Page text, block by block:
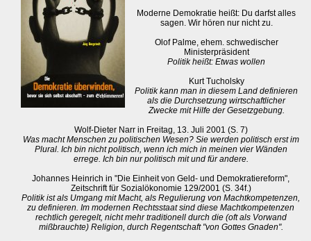
Moderne Demokratie heißt: Du darfst alles
sagen. Wir hören nur nicht zu.
Olof Palme, ehem. schwedischer
Ministerpräsident
Politik heißt: Etwas wollen
Kurt Tucholsky
Politik kann man in diesem Land definieren
als die Durchsetzung wirtschaftlicher
Zwecke mit Hilfe der Gesetzgebung.
Wolf-Dieter Narr in Freitag, 13. Juli 2001 (S. 7)
Was macht Menschen zu politischen Wesen? Sie werden politisch erst im
Plural. Ich bin nicht politisch, wenn ich mich in meinen vier Wänden
errege. Ich bin nur politisch mit und für andere.
Johannes Heinrich in "Die Einheit von Geld- und Demokratiereform",
Zeitschrift für Sozialökonomie 129/2001 (S. 34f.)
Politik ist als Umgang mit Macht, als Regulierung von Machtkompetenzen,
zu definieren. Im modernen Rechtsstaat sind diese Machtkompetenzen
rechtlich geregelt, nicht mehr traditionell durch die (oft als Vorwand
mißbrauchte) Religion, durch Regentschaft "von Gottes Gnaden".